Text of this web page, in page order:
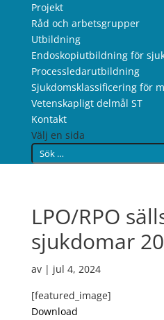
Projekt
Råd och arbetsgrupper
Utbildning
Endoskopiutbildning för
Processledarutbildning
Sjukdomsklassificering för
Vetenskapligt delmål ST
Kontakt
Välj en sida
LPO/RPO
sjukdomar
av | jul 4, 2024
[featured_image]
Download